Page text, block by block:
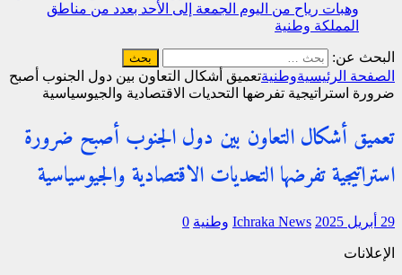
وهبات رياح من اليوم الجمعة إلى الأحد بعدد من مناطق
المملكة وطنية
البحث عن:
الصفحة الرئيسيةوطنيةتعميق أشكال التعاون بين دول الجنوب أصبح
ضرورة استراتيجية تفرضها التحديات الاقتصادية والجيوسياسية
تعميق أشكال التعاون بين دول الجنوب أصبح ضرورة
استراتيجية تفرضها التحديات الاقتصادية والجيوسياسية
29 أبريل 2025 Ichraka News وطنية 0
الإعلانات